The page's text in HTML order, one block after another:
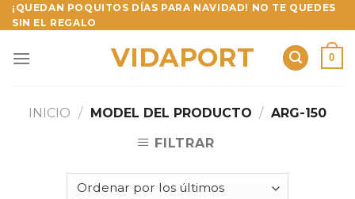
Skip
to
¡QUEDAN POQUITOS DÍAS PARA NAVIDAD! NO TE QUEDES
SIN EL REGALO
VIDAPORT 0
INICIO / MODEL DEL PRODUCTO / ARG-150
FILTRAR